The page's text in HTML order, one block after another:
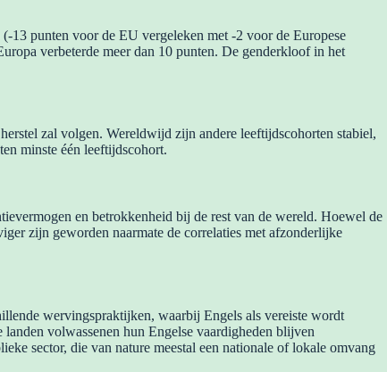
13 punten voor de EU vergeleken met -2 voor de Europese
verbeterde meer dan 10 punten. De genderkloof in het
zal volgen. Wereldwijd zijn andere leeftijdscohorten stabiel,
minste één leeftijdscohort.
en betrokkenheid bij de rest van de wereld. Hoewel de
zijn geworden naarmate de correlaties met afzonderlijke
wervingspraktijken, waarbij Engels als vereiste wordt
volwassenen hun Engelse vaardigheden blijven
sector, die van nature meestal een nationale of lokale omvang